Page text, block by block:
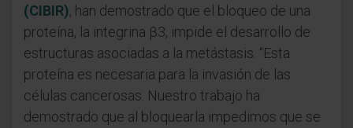
(CIBIR), han demostrado que el bloqueo de una
proteína, la integrina β3, impide el desarrollo de
estructuras asociadas a la metástasis. “Esta
proteína es necesaria para la invasión de las
células cancerosas. Nuestro trabajo ha
demostrado que al bloquearla impedimos que se